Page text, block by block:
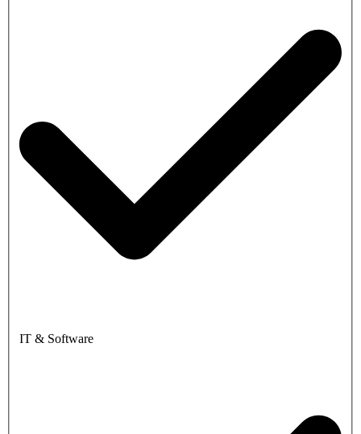
IT & Software